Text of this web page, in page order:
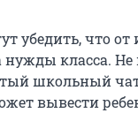
убедить, что
класса. Не
школьный
вывести